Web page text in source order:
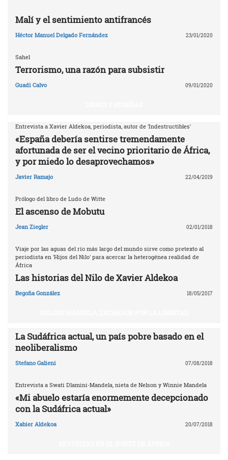
Malí y el sentimiento antifrancés
Héctor Manuel Delgado Fernández 23/01/2020
Sahel
Terrorismo, una razón para subsistir
Guadi Calvo 09/01/2020
Entrevista a Xavier Aldekoa, periodista, autor de 'Indestructibles'
«España debería sentirse tremendamente
afortunada de ser el vecino prioritario de África,
y por miedo lo desaprovechamos»
Javier Ramajo 22/04/2019
Prólogo del libro de Ludo de Witte
El ascenso de Mobutu
Jean Ziegler 02/01/2018
Viaje por las aguas del río más largo del mundo sirve como pretexto al
periodista en 'Hijos del Nilo' para acercar la heterogénea realidad de
África
Las historias del Nilo de Xavier Aldekoa
Begoña González 18/05/2017
La Sudáfrica actual, un país pobre basado en el
neoliberalismo
Stefano Galieni 07/08/2018
Entrevista a Swati Dlamini-Mandela, nieta de Nelson y Winnie Mandela
«Mi abuelo estaría enormemente decepcionado
con la Sudáfrica actual»
Xabier Aldekoa 20/07/2018